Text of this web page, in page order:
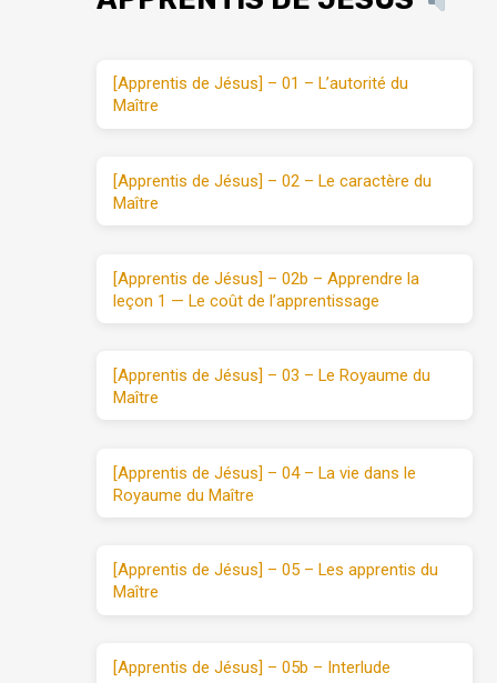
[Apprentis de Jésus] – 01 – L’autorité du
Maître
[Apprentis de Jésus] – 02 – Le caractère du
Maître
[Apprentis de Jésus] – 02b – Apprendre la
leçon 1 — Le coût de l’apprentissage
[Apprentis de Jésus] – 03 – Le Royaume du
Maître
[Apprentis de Jésus] – 04 – La vie dans le
Royaume du Maître
[Apprentis de Jésus] – 05 – Les apprentis du
Maître
[Apprentis de Jésus] – 05b – Interlude